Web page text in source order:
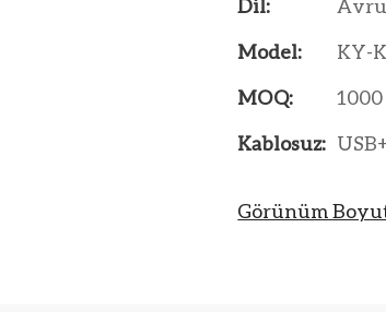
Dil:
Model:
KY-
MOQ:
1000
Kablosuz:
Görünüm